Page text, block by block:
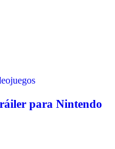
para Nintendo